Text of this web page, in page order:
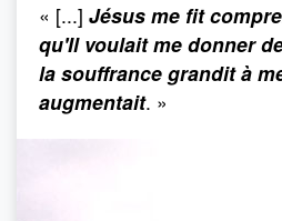
« [...] Jésus me fit
qu'Il voulait me donner
la souffrance grandit à
augmentait. »